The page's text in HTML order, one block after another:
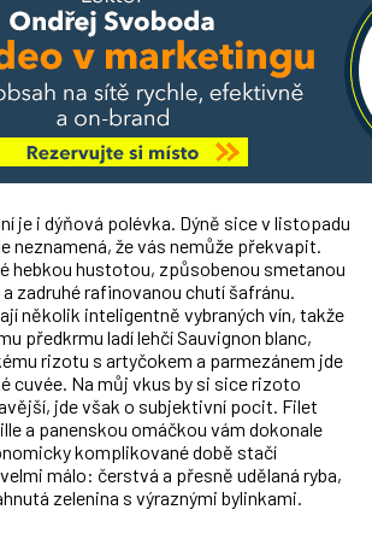
je i dýňová polévka. Dýně sice v listopadu
neznamená, že vás nemůže překvapit.
hebkou hustotou, způsobenou smetanou
zadruhé rafinovanou chutí šafránu.
několik inteligentně vybraných vín, takže
předkrmu ladí lehčí Sauvignon blanc,
rizotu s artyčokem a parmezánem jde
cuvée. Na můj vkus by si sice rizoto
jde však o subjektivní pocit. Filet
a panenskou omáčkou vám dokonale
komplikované době stačí
málo: čerstvá a přesně udělaná ryba,
zelenina s výraznými bylinkami.